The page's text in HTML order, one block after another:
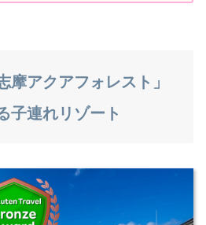
摩アクアフォレスト」
子連れリゾート